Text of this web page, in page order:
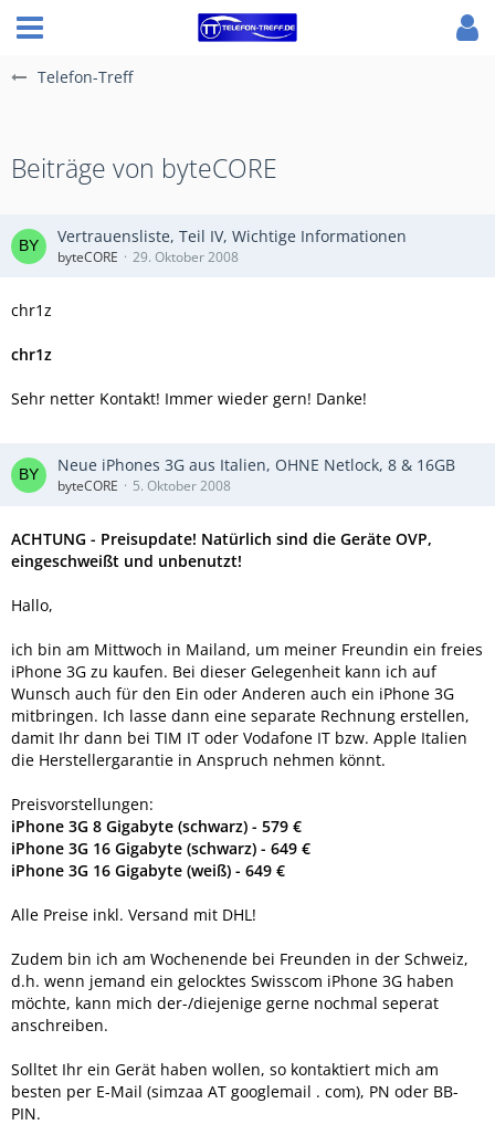
Telefon-Treff
Beiträge von byteCORE
Vertrauensliste, Teil IV, Wichtige Informationen
byteCORE 29. Oktober 2008
chr1z
chr1z
Sehr netter Kontakt! Immer wieder gern! Danke!
Neue iPhones 3G aus Italien, OHNE Netlock, 8 & 16GB
byteCORE 5. Oktober 2008
ACHTUNG - Preisupdate! Natürlich sind die Geräte OVP,
eingeschweißt und unbenutzt!
Hallo,
ich bin am Mittwoch in Mailand, um meiner Freundin ein freies
iPhone 3G zu kaufen. Bei dieser Gelegenheit kann ich auf
Wunsch auch für den Ein oder Anderen auch ein iPhone 3G
mitbringen. Ich lasse dann eine separate Rechnung erstellen,
damit Ihr dann bei TIM IT oder Vodafone IT bzw. Apple Italien
die Herstellergarantie in Anspruch nehmen könnt.
Preisvorstellungen:
iPhone 3G 8 Gigabyte (schwarz) - 579 €
iPhone 3G 16 Gigabyte (schwarz) - 649 €
iPhone 3G 16 Gigabyte (weiß) - 649 €
Alle Preise inkl. Versand mit DHL!
Zudem bin ich am Wochenende bei Freunden in der Schweiz,
d.h. wenn jemand ein gelocktes Swisscom iPhone 3G haben
möchte, kann mich der-/diejenige gerne nochmal seperat
anschreiben.
Solltet Ihr ein Gerät haben wollen, so kontaktiert mich am
besten per E-Mail (simzaa AT googlemail . com), PN oder BB-
PIN.